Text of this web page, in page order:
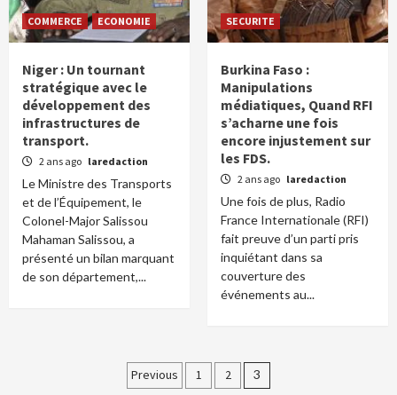
COMMERCE ECONOMIE
Niger : Un tournant
stratégique avec le
développement des
infrastructures de
transport.
2 ans ago laredaction
Le Ministre des Transports
et de l’Équipement, le
Colonel-Major Salissou
Mahaman Salissou, a
présenté un bilan marquant
de son département,...
SECURITE
Burkina Faso :
Manipulations
médiatiques, Quand RFI
s’acharne une fois
encore injustement sur
les FDS.
2 ans ago laredaction
Une fois de plus, Radio
France Internationale (RFI)
fait preuve d’un parti pris
inquiétant dans sa
couverture des
événements au...
Pagination
Previous 1 2 3